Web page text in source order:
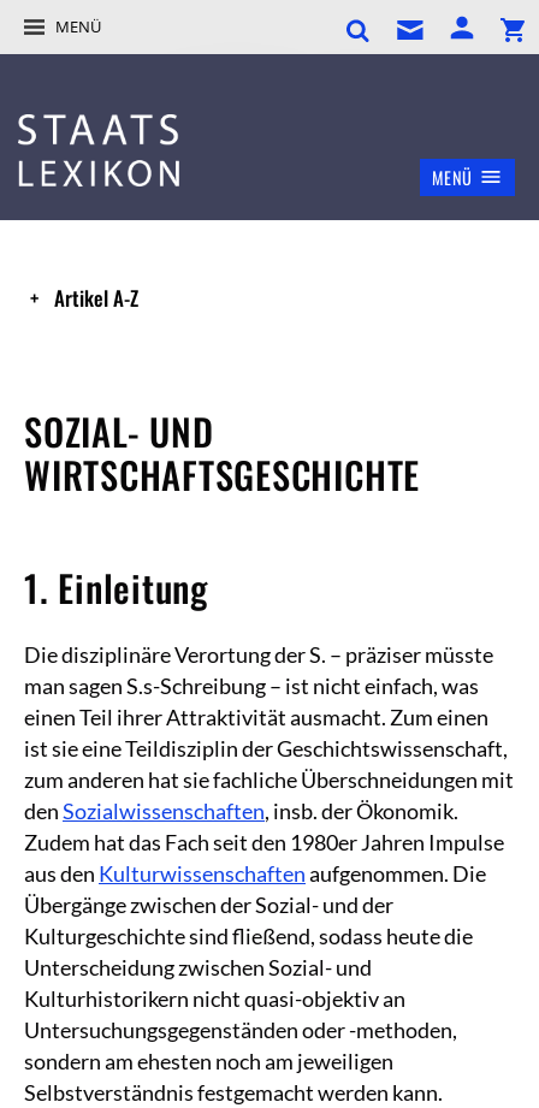
MENÜ
MENÜ
Artikel A-Z
SOZIAL- UND
WIRTSCHAFTSGESCHICHTE
1. Einleitung
Die disziplinäre Verortung der S. – präziser müsste
man sagen S.s-Schreibung – ist nicht einfach, was
einen Teil ihrer Attraktivität ausmacht. Zum einen
ist sie eine Teildisziplin der Geschichtswissenschaft,
zum anderen hat sie fachliche Überschneidungen mit
denSozialwissenschaften, insb. der Ökonomik.
Zudem hat das Fach seit den 1980er Jahren Impulse
aus den Kulturwissenschaftenaufgenommen. Die
Übergänge zwischen der Sozial- und der
Kulturgeschichte sind fließend, sodass heute die
Unterscheidung zwischen Sozial- und
Kulturhistorikern nicht quasi-objektiv an
Untersuchungsgegenständen oder -methoden,
sondern am ehesten noch am jeweiligen
Selbstverständnis festgemacht werden kann.